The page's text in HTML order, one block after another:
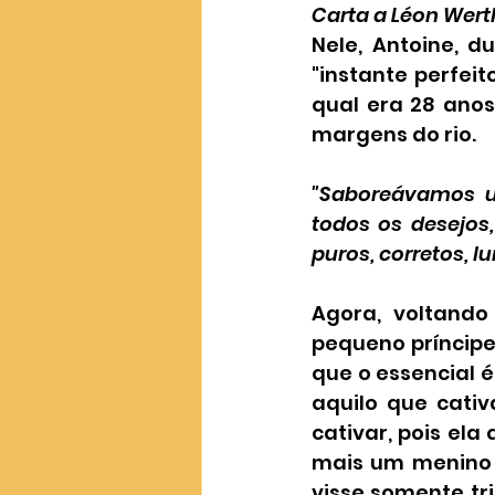
Carta a Léon
Nele, Antoine,
"instante
qual era 28
margens do rio.
"Saboreávamos
todos os
puros, corretos,
Agora,
pequeno
que o essencial
aquilo que
cativar, pois ela
mais um